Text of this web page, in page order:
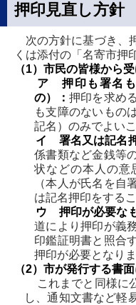
押印見直し方針
次の方針に基づき、
くは添付の「名寄市押
（1）市民の皆様から
ア 押印も署名も
の）： 押印を求め
も支障のないもの
記名）のみでよい
イ 署名又は記名
係書類など金銭等
状などの本人の意
（本人が氏名を自
は記名押印をする
ウ 押印が必要な
道により押印が義
印鑑証明書と照合
押印が必要となりま
（2）市が発行する書
これまでと同様に公
し、通知文書など軽